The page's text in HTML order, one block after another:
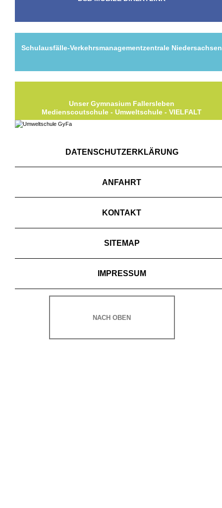
Schulausfälle-Verkehrsmanagementzentrale Niedersachsen
Unser Gymnasium Fallersleben
Medienscoutschule - Umweltschule - VIELFALT
DATENSCHUTZERKLÄRUNG
ANFAHRT
KONTAKT
SITEMAP
IMPRESSUM
NACH OBEN